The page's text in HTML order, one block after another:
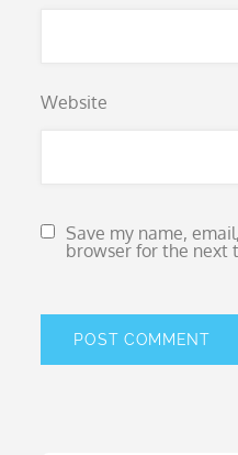
Website
Save my name,
browser for the next